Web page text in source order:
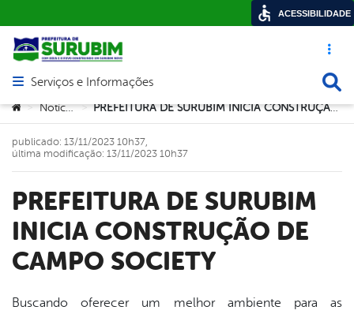
Acesso
Abrir menu principal de navegação
Serviços e Informações
Você está aqui:
> Notícias > PREFEITURA DE SURUBIM INICIA CONSTRUÇÃO DE CAMPO SOCIETY
PREFEITURA DE SURUBIM
INICIA CONSTRUÇÃO DE
CAMPO SOCIETY
publicado: 13/11/2023 10h37,
última modificação: 13/11/2023 10h37
Buscando oferecer um melhor ambiente para as
ACESSIBILIDADE